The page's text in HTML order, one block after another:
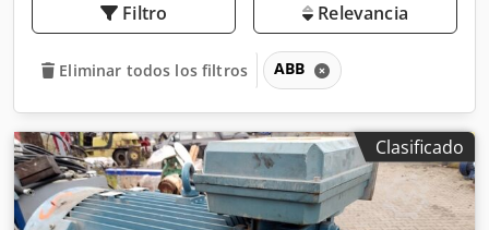
Filtro Relevancia
Eliminar todos los filtros ABB
Clasificado